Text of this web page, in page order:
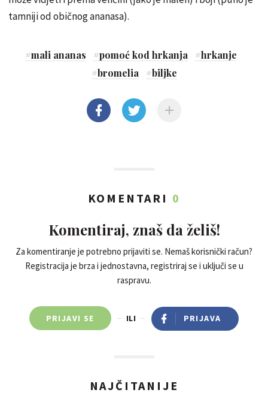
tamniji od običnog ananasa).
#mali ananas #pomoć kod hrkanja #hrkanje
#bromelia #biljke
KOMENTARI 0
Komentiraj, znaš da želiš!
Za komentiranje je potrebno prijaviti se. Nemaš korisnički račun?
Registracija je brza i jednostavna, registriraj se i uključi se u
raspravu.
PRIJAVI SE ILI PRIJAVA
NAJČITANIJE